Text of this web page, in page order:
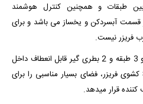
طبقات و همچنین کنترل هوشمند
قسمت آبسردکن و یخساز می باشد و برای
فریزر نیست.
بهره گیری از 3 طبقه درون یخچال و 3 طبقه و 2 بطری گیر قابل انعطاف داخل
درب و همچنین 2 کشو یخچال و 8 کشوی فریزر، فضای بسیار مناسبی را برای
قرار میدهد.